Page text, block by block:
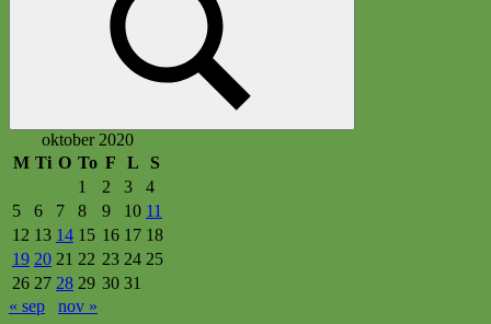
Søg
oktober 2020
M Ti O To F L
S
1
2 3
4
5
6 7 8 9 10 11
12 13 14 15 16 17 18
19 20 21 22 23 24 25
26 27 28 29 30 31
« sep
nov »